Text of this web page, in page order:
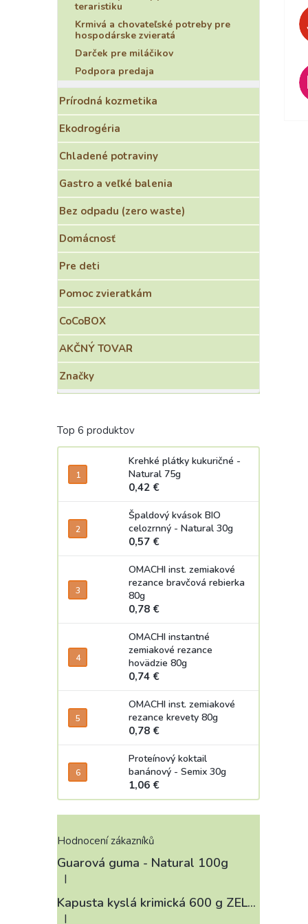
teraristiku
Krmivá a chovateľské potreby pre
hospodárske zvieratá
Darček pre miláčikov
Podpora predaja
Prírodná kozmetika
Ekodrogéria
Chladené potraviny
Gastro a veľké balenia
Bez odpadu (zero waste)
Domácnosť
Pre deti
Pomoc zvieratkám
CoCoBOX
AKČNÝ TOVAR
Značky
Top 6 produktov
Krehké plátky kukuričné -
Natural 75g
0,42 €
Špaldový kvások BIO
celozrnný - Natural 30g
0,57 €
OMACHI inst. zemiakové
rezance bravčová rebierka
80g
0,78 €
OMACHI instantné
zemiakové rezance
hovädzie 80g
0,74 €
OMACHI inst. zemiakové
rezance krevety 80g
0,78 €
Proteínový koktail
banánový - Semix 30g
1,06 €
Hodnocení zákazníků
Guarová guma - Natural 100g
Hodnotenie produktu je 4 z 5 hviezdičiek.
|
Kapusta kyslá krimická 600 g ZELÁRNA LOBKOWICZ
|